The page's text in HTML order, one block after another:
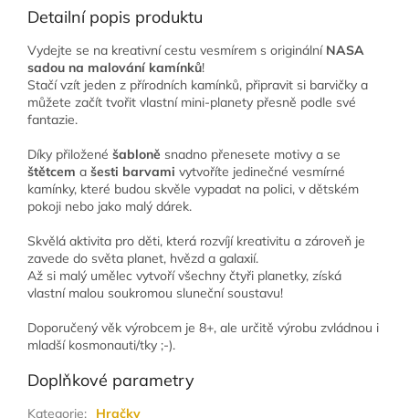
Detailní popis produktu
Vydejte se na kreativní cestu vesmírem s originální NASA
sadou na malování kamínků!
Stačí vzít jeden z přírodních kamínků, připravit si barvičky a
můžete začít tvořit vlastní mini-planety přesně podle své
fantazie.
Díky přiložené šabloně snadno přenesete motivy a se
štětcem a šesti barvami vytvoříte jedinečné vesmírné
kamínky, které budou skvěle vypadat na polici, v dětském
pokoji nebo jako malý dárek.
Skvělá aktivita pro děti, která rozvíjí kreativitu a zároveň je
zavede do světa planet, hvězd a galaxií.
Až si malý umělec vytvoří všechny čtyři planetky, získá
vlastní malou soukromou sluneční soustavu!
Doporučený věk výrobcem je 8+, ale určitě výrobu zvládnou i
mladší kosmonauti/tky ;-).
Doplňkové parametry
Kategorie:
Hračky